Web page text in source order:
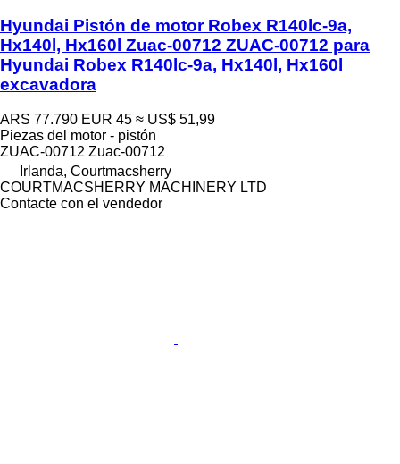
Hyundai Pistón de motor Robex R140lc-9a,
Hx140l, Hx160l Zuac-00712 ZUAC-00712 para
Hyundai Robex R140lc-9a, Hx140l, Hx160l
excavadora
ARS 77.790 EUR 45 ≈ US$ 51,99
Piezas del motor - pistón
ZUAC-00712 Zuac-00712
Irlanda, Courtmacsherry
COURTMACSHERRY MACHINERY LTD
Contacte con el vendedor